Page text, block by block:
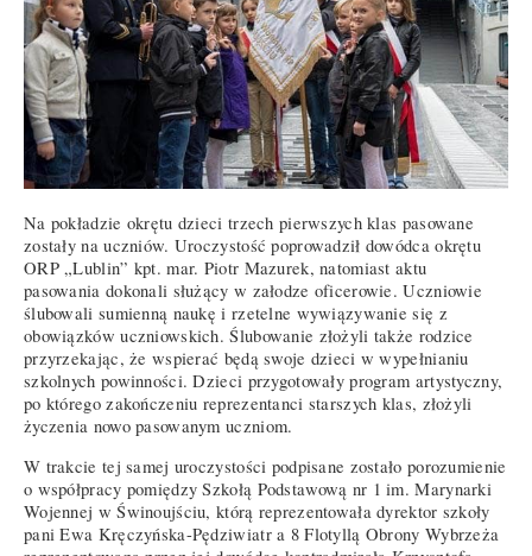
Na pokładzie okrętu dzieci trzech pierwszych klas pasowane
zostały na uczniów. Uroczystość poprowadził dowódca okrętu
ORP „Lublin” kpt. mar. Piotr Mazurek, natomiast aktu
pasowania dokonali służący w załodze oficerowie. Uczniowie
ślubowali sumienną naukę i rzetelne wywiązywanie się z
obowiązków uczniowskich. Ślubowanie złożyli także rodzice
przyrzekając, że wspierać będą swoje dzieci w wypełnianiu
szkolnych powinności. Dzieci przygotowały program artystyczny,
po którego zakończeniu reprezentanci starszych klas, złożyli
życzenia nowo pasowanym uczniom.
W trakcie tej samej uroczystości podpisane zostało porozumienie
o współpracy pomiędzy Szkołą Podstawową nr 1 im. Marynarki
Wojennej w Świnoujściu, którą reprezentowała dyrektor szkoły
pani Ewa Kręczyńska-Pędziwiatr a 8 Flotyllą Obrony Wybrzeża